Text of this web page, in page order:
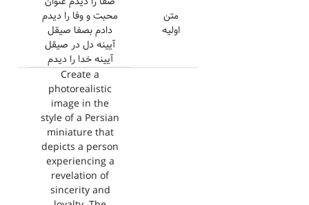
متن
اولیه
محبت و وفا را دیدم
دادم بصفا صیقل
آیینه دل در صیقل
آیینه خدا را دیدم
Create a
photorealistic
image in the
style of a Persian
miniature that
depicts a person
experiencing a
revelation of
sincerity and